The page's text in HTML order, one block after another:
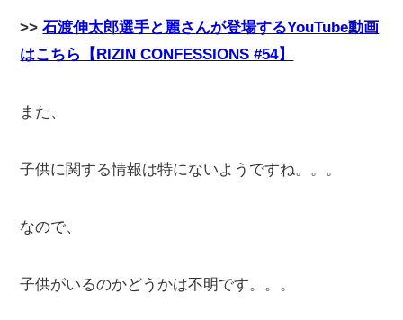
>>石渡伸太郎選手と麗さんが登場するYouTube動画
はこちら【RIZIN CONFESSIONS #54】
また、
子供に関する情報は特にないようですね。。。
なので、
子供がいるのかどうかは不明です。。。